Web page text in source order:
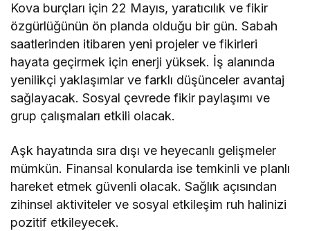
Kova burçları için 22 Mayıs, yaratıcılık ve fikir
özgürlüğünün ön planda olduğu bir gün. Sabah
saatlerinden itibaren yeni projeler ve fikirleri
hayata geçirmek için enerji yüksek. İş alanında
yenilikçi yaklaşımlar ve farklı düşünceler avantaj
sağlayacak. Sosyal çevrede fikir paylaşımı ve
grup çalışmaları etkili olacak.
Aşk hayatında sıra dışı ve heyecanlı gelişmeler
mümkün. Finansal konularda ise temkinli ve planlı
hareket etmek güvenli olacak. Sağlık açısından
zihinsel aktiviteler ve sosyal etkileşim ruh halinizi
pozitif etkileyecek.